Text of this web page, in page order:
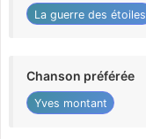
La guerre des étoiles
Chanson préférée
Yves montant